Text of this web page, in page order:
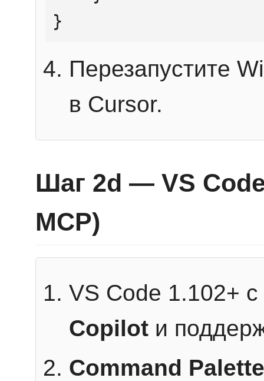
}
Перезапустите
в Cursor.
Шаг 2d — VS
MCP)
VS Code 1.102+
Copilot и
Command Palette